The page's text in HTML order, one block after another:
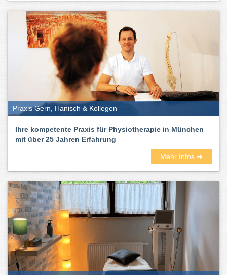
Bewegungseinschränkungen
Einbuße der Funktionalität von Muskeln, Sehnen und
Gelenken
Beschwerden im Bereich des Zentralnervensystems
Typische Krankheitsbilderder Patienten in einer
physiotherapeutischen Praxis sind unterdessen:
Wirbelsäulenerkrankungen
Gelenkerkrankungen
kürzlich erfolgte Verletzungen
kürzlich erfolgte Operationen
Linderung von bestehenden
Stoffwechsel und die Durchblutung angeregt werden.
Ambulante, stationäre oder mobile
Physiotherapie
Sie können den Physiotherapeutenin seiner Praxis, stationär in
einem Reha-Zentrum oder einer Klinikbesuchen. Zudem
Praxis Gern, Hanisch & Kollegen
Ihre kompetente Praxis für Physiotherapie in München
mit über 25 Jahren Erfahrung
Mehr Infos ➜